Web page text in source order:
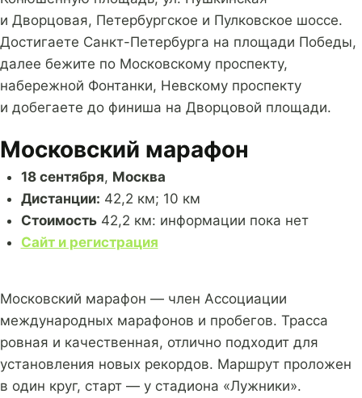
и Дворцовая, Петербургское и Пулковское шоссе.
Достигаете Санкт-Петербурга на площади Победы,
далее бежите по Московскому проспекту,
набережной Фонтанки, Невскому проспекту
и добегаете до финиша на Дворцовой площади.
Московский марафон
18 сентября, Москва
Дистанции: 42,2 км; 10 км
Стоимость42,2 км: информации пока нет
Сайт и регистрация
Московский марафон — член Ассоциации
международных марафонов и пробегов. Трасса
ровная и качественная, отлично подходит для
установления новых рекордов. Маршрут проложен
в один круг, старт — у стадиона «Лужники».